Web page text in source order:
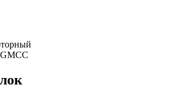
GMCC